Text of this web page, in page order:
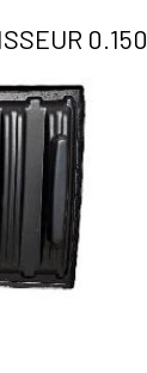
0.150